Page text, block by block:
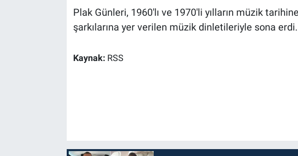
Plak Günleri, 1960'lı ve 1970'li yılların müzik
şarkılarına yer verilen müzik dinletileriyle sona erdi.
Kaynak: RSS